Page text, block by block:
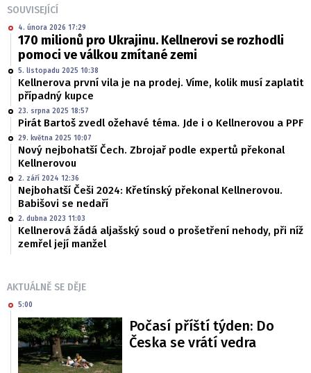
SOUVISEJÍCÍ
4. února 2026 17:29
170 milionů pro Ukrajinu. Kellnerovi se rozhodli
pomoci ve válkou zmítané zemi
5. listopadu 2025 10:38
Kellnerova první vila je na prodej. Víme, kolik musí zaplatit
případný kupce
23. srpna 2025 18:57
Pirát Bartoš zvedl ožehavé téma. Jde i o Kellnerovou a PPF
29. května 2025 10:07
Nový nejbohatší Čech. Zbrojař podle expertů překonal
Kellnerovou
2. září 2024 12:36
Nejbohatší Češi 2024: Křetínský překonal Kellnerovou.
Babišovi se nedaří
2. dubna 2023 11:03
Kellnerová žádá aljašský soud o prošetření nehody, při níž
zemřel její manžel
AKTUÁLNĚ SE DĚJE
5:00
Počasí příští týden: Do
Česka se vrátí vedra